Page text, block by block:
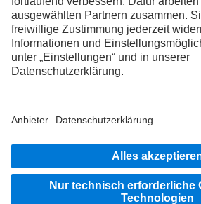
FOLLOW THE ROADSTARS.
Tausche jetzt Erfahrungen mit anderen
Truckern aus.
LANGUAGE